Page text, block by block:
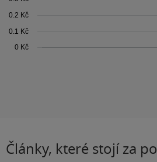
Články, které stojí za